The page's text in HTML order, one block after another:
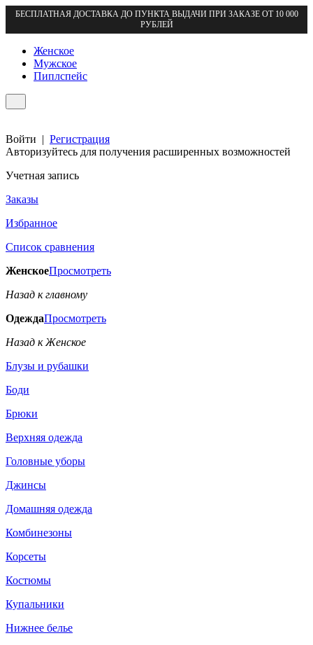
БЕСПЛАТНАЯ ДОСТАВКА ДО ПУНКТА ВЫДАЧИ ПРИ ЗАКАЗЕ ОТ 10 000
РУБЛЕЙ
Женское
Мужское
Пиплспейс
Войти | Регистрация
Авторизуйтесь для получения расширенных возможностей
Учетная запись
Заказы
Избранное
Список сравнения
ЖенскоеПросмотреть
Назад к главному
ОдеждаПросмотреть
Назад к Женское
Блузы и рубашки
Боди
Брюки
Верхняя одежда
Головные уборы
Джинсы
Домашняя одежда
Комбинезоны
Корсеты
Костюмы
Купальники
Нижнее белье